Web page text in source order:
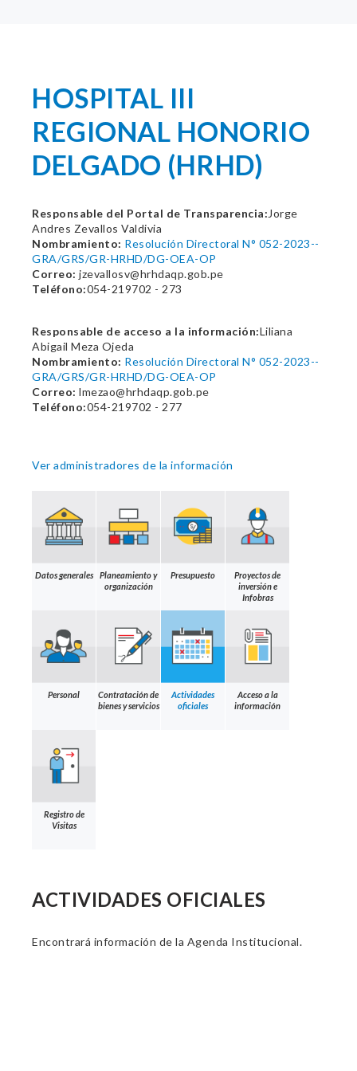
HOSPITAL III
REGIONAL HONORIO
DELGADO (HRHD)
Responsable del Portal de Transparencia: Jorge
Andres Zevallos Valdivia
Nombramiento: Resolución Directoral N° 052-2023--
GRA/GRS/GR-HRHD/DG-OEA-OP
Correo: jzevallosv@hrhdaqp.gob.pe
Teléfono:054-219702 - 273
Responsable de acceso a la información:Liliana
Abigail Meza Ojeda
Nombramiento: Resolución Directoral N° 052-2023--
GRA/GRS/GR-HRHD/DG-OEA-OP
Correo: lmezao@hrhdaqp.gob.pe
Teléfono:054-219702 - 277
Ver administradores de la información
Datos generales
Planeamiento y
organización
Presupuesto
Proyectos de
inversión e
Infobras
Personal
Contratación de
bienes y servicios
Actividades
oficiales
Acceso a la
información
Registro de
Visitas
ACTIVIDADES OFICIALES
Encontrará información de la Agenda Institucional.